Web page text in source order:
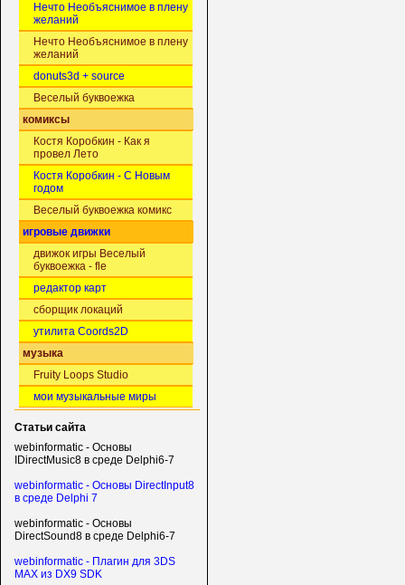
Нечто Необъяснимое в плену
желаний
Нечто Необъяснимое в плену
желаний
donuts3d + source
Веселый буквоежка
комиксы
Костя Коробкин - Как я
провел Лето
Костя Коробкин - С Новым
годом
Веселый буквоежка комикс
игровые движки
движок игры Веселый
буквоежка - fle
редактор карт
сборщик локаций
утилита Coords2D
музыка
Fruity Loops Studio
мои музыкальные миры
Статьи сайта
webinformatic - Основы
IDirectMusic8 в среде Delphi6-7
webinformatic - Основы DirectInput8
в среде Delphi 7
webinformatic - Основы
DirectSound8 в среде Delphi6-7
webinformatic - Плагин для 3DS
MAX из DX9 SDK